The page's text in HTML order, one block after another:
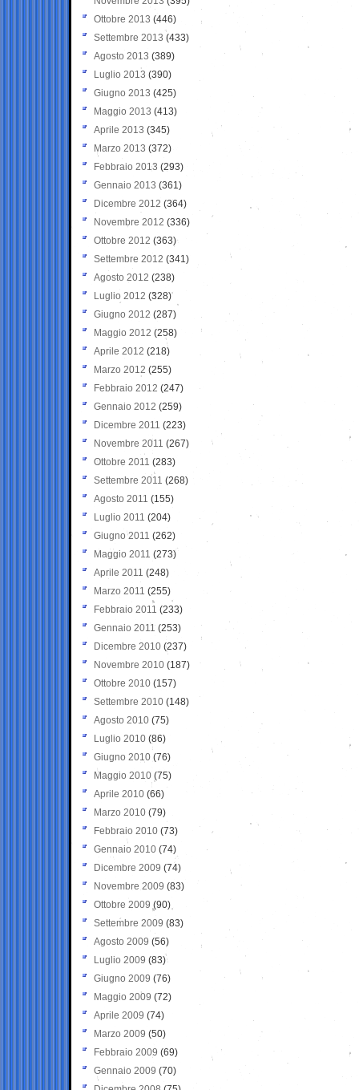
Ottobre 2013 (446)
Settembre 2013 (433)
Agosto 2013 (389)
Luglio 2013 (390)
Giugno 2013 (425)
Maggio 2013 (413)
Aprile 2013 (345)
Marzo 2013 (372)
Febbraio 2013 (293)
Gennaio 2013 (361)
Dicembre 2012 (364)
Novembre 2012 (336)
Ottobre 2012 (363)
Settembre 2012 (341)
Agosto 2012 (238)
Luglio 2012 (328)
Giugno 2012 (287)
Maggio 2012 (258)
Aprile 2012 (218)
Marzo 2012 (255)
Febbraio 2012 (247)
Gennaio 2012 (259)
Dicembre 2011 (223)
Novembre 2011 (267)
Ottobre 2011 (283)
Settembre 2011 (268)
Agosto 2011 (155)
Luglio 2011 (204)
Giugno 2011 (262)
Maggio 2011 (273)
Aprile 2011 (248)
Marzo 2011 (255)
Febbraio 2011 (233)
Gennaio 2011 (253)
Dicembre 2010 (237)
Novembre 2010 (187)
Ottobre 2010 (157)
Settembre 2010 (148)
Agosto 2010 (75)
Luglio 2010 (86)
Giugno 2010 (76)
Maggio 2010 (75)
Aprile 2010 (66)
Marzo 2010 (79)
Febbraio 2010 (73)
Gennaio 2010 (74)
Dicembre 2009 (74)
Novembre 2009 (83)
Ottobre 2009 (90)
Settembre 2009 (83)
Agosto 2009 (56)
Luglio 2009 (83)
Giugno 2009 (76)
Maggio 2009 (72)
Aprile 2009 (74)
Marzo 2009 (50)
Febbraio 2009 (69)
Gennaio 2009 (70)